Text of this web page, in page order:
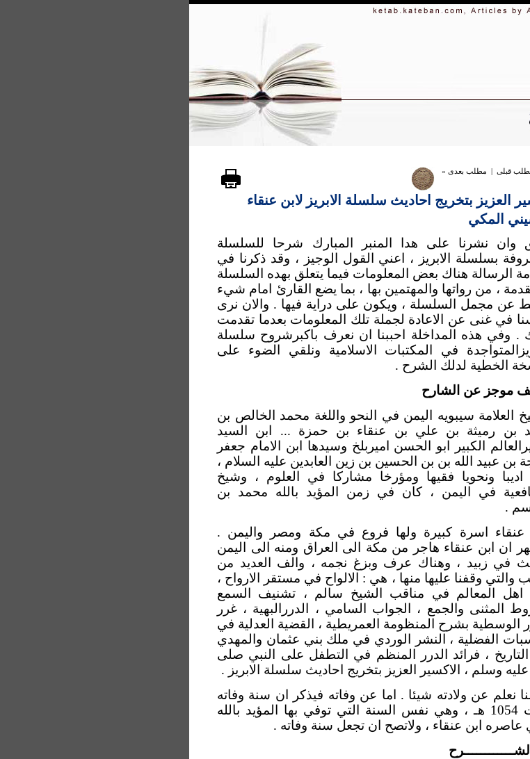
قبلی | مطلب بعدی »
العزيز بتخريج احاديث سلسلة الابريز لابن عنقاء
المكي
وان نشرنا على هدا المنبر المبارك شرحا للسلسلة
بسلسلة الابريز ، اعني القول الوجيز ، وقد ذكرنا في
الرسالة هناك بعض المعلومات فيما يتعلق بهده السلسلة
، من رواتها والمهتمين بها ، بما يضع القارئ امام شيء
عن مجمل السلسلة ، ويكون على دراية فيها . والان نرى
في غنى عن الاعادة لجملة تلك المعلومات بعدما تقدمت
. وفي هذه المداخلة احببنا ان نعرف باكبرشروح سلسلة
في المكتبات الاسلامية ونلقي الضوء على
الخطية لدلك الشرح .
موجز عن الشارح
العلامة سيبويه اليمن في النحو واللغة محمد الخالص بن
بن رميثة بن علي بن عنقاء بن حمزة ... ابن السيد
الكبير ابو الحسن اميربلخ وسيدها ابن الامام جعفر
بن عبيد الله بن بن الحسين بن زين العابدين عليه السلام ،
اديبا ونحويا فقيها ومؤرخا مشاركا في العلوم ، وشيخ
في اليمن ، كان في زمن المؤيد بالله محمد بن
.
عنقاء اسرة كبيرة ولها فروع في مكة ومصر واليمن .
ان ابن عنقاء هاجر من مكة الى العراق ومنه الى اليمن
في زبيد ، وهناك عرف وبزغ نجمه ، والف العديد من
والتي وقفنا عليها منها ، هي : الالواح في مستقر الارواح ،
اهل المعالم في مناقب الشيخ سالم ، تشنيف السمع
المثنى والجمع ، الجواب السامي ، الدررالبهية ، غرر
الوسطية بشرح المنظومة العمريطية ، القضية العدلية في
الفضلية ، النشر الوردي في ملك بني عثمان والمهدي
، فرائد الدرر المنظم في التطفل على النبي صلى
عليه وسلم ، الاكسير العزيز بتخريج احاديث سلسلة الابريز .
نعلم عن ولادته شيئا . اما عن وفاته فيذكر ان سنة وفاته
كانت 1054 هـ ، وهي نفس السنة التي توفي بها المؤيد بالله
عاصره ابن عنقاء ، ولاتصح ان تجعل سنة وفاته .